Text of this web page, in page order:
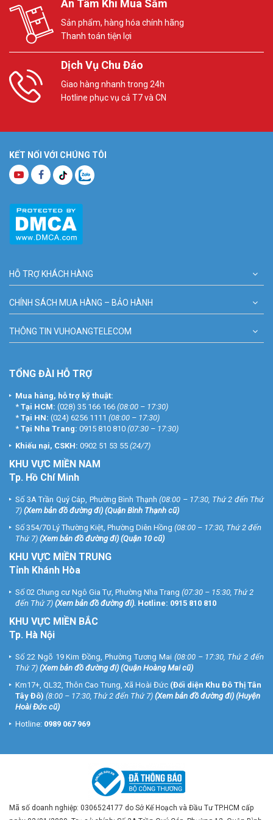
Lắp đặt camera HIKVISION HD1080P có tích hợp Mic trong nhà
Lắp đặt camera HIKVISION HD1080P có tích hợp Mic ngoài trời
THÔNG TIN TIÊU CHUẨN LẮP ĐẶT
CAMERA TẠI VŨ HOÀNG TELECOM
Tiêu chuẩn Gói SILVER
– Tiêu chuẩn theo gói được Vuhoangtelecom cung cấp hoặc khách
hàng lựa chọn (Chỉ sử dụng sản phẩm và vật tư chính hãng)
– Dịch vụ Bảo Hành: KHÔNG BẢO HÀNH TẬN NƠI. Chỉ bảo hành thiết
bị chính theo tiêu chuẩn nhà sản xuất tại hệ thống Vũ Hoàng trên
toàn quốc.
lỗi kể cả do người sử dụng mà kỹ thuật không thể khắc phục từ xa
được (Xử lý trong giờ hành chính, trong vòng 24h làm việc)
+ Dưới 10 triệu: TẶNG 1 PHIẾU
+ Trên 10 triệu: TẶNG 2 PHIẾU
Tiêu Chuẩn Về Dịch Vụ lắp đặt tại
B1: Tiêu chuẩn về dịch vụ tư vấn, thiết kế và lắp đặt
– Được tư vấn kỹ trước khi đưa ra phương án, giải pháp thi công lắp
đặt đảm bảo tiêu chuẩn kỹ thuật, an toàn, hiệu quả, tính thẩm mỹ
cao.
– Được hướng dẫn sử dụng và bảo quản chi tiết sau khi lắp đặt,
cảnh báo an toàn khi sử dụng,
– “Đặc biệt” dịch vụ lắp đặt gói PLATINUM phải có kỹ sư chuyên
nghiệp có trình độ từ đại học trở lên đảm nhiệm, kinh nghiệm trên 2
năm, không có nhân viên thử việc kể cả nhân viên kỹ thuật phụ (có
hồ sơ nv đi kèm để chứng minh).
B2: Tiêu chuẩn về dịch vụ bảo hành, bảo trì
– Bảo hành nhanh chóng, chuyên nghiệp, tận tâm, chính xác. Cam
kết không gây phiền hà, sách nhiễu, tiêu cực trong khi làm nhiệm vụ
xử lý sự cố cho khách hàng.
An Tâm Khi Mua Sắm
Sản phẩm, hàng hóa chính hãng
Thanh toán tiện lợi
Dịch Vụ Chu Đáo
Giao hàng nhanh trong 24h
Hotline phục vụ cả T7 và CN
KẾT NỐI VỚI CHÚNG TÔI
HỖ TRỢ KHÁCH HÀNG
CHÍNH SÁCH MUA HÀNG – BẢO HÀNH
THÔNG TIN VUHOANGTELECOM
TỔNG ĐÀI HỖ TRỢ
Mua hàng, hỗ trợ kỹ thuật:
* Tại HCM: (028) 35 166 166 (08:00 – 17:30)
* Tại HN: (024) 6256 1111 (08:00 – 17:30)
* Tại Nha Trang: 0915 810 810 (07:30 – 17:30)
Khiếu nại, CSKH: 0902 51 53 55 (24/7)
KHU VỰC MIỀN NAM
Tp. Hồ Chí Minh
Số 3A Trần Quý Cáp, Phường Bình Thạnh (08:00 – 17:30, Thứ 2 đến Thứ
7) (Xem bản đồ đường đi) (Quận Bình Thạnh cũ)
Số 354/70 Lý Thường Kiệt, Phường Diên Hồng (08:00 – 17:30, Thứ 2 đến
Thứ 7) (Xem bản đồ đường đi) (Quận 10 cũ)
KHU VỰC MIỀN TRUNG
Tỉnh Khánh Hòa
Số 02 Chung cư Ngô Gia Tự, Phường Nha Trang (07:30 – 15:30, Thứ 2
đến Thứ 7) (Xem bản đồ đường đi). Hotline: 0915 810 810
KHU VỰC MIỀN BẮC
Tp. Hà Nội
Số 22 Ngõ 19 Kim Đồng, Phường Tương Mai (08:00 – 17:30, Thứ 2 đến
Thứ 7) (Xem bản đồ đường đi) (Quận Hoàng Mai cũ)
Km17+, QL32, Thôn Cao Trung, Xã Hoài Đức (Đối diện Khu Đô Thị Tân
Tây Đô) (8:00 – 17:30, Thứ 2 đến Thứ 7) (Xem bản đồ đường đi) (Huyện
Hoài Đức cũ)
Hotline: 0989 067 969
Mã số doanh nghiệp: 0306524177 do Sở Kế Hoạch và Đầu Tư TP.HCM cấp